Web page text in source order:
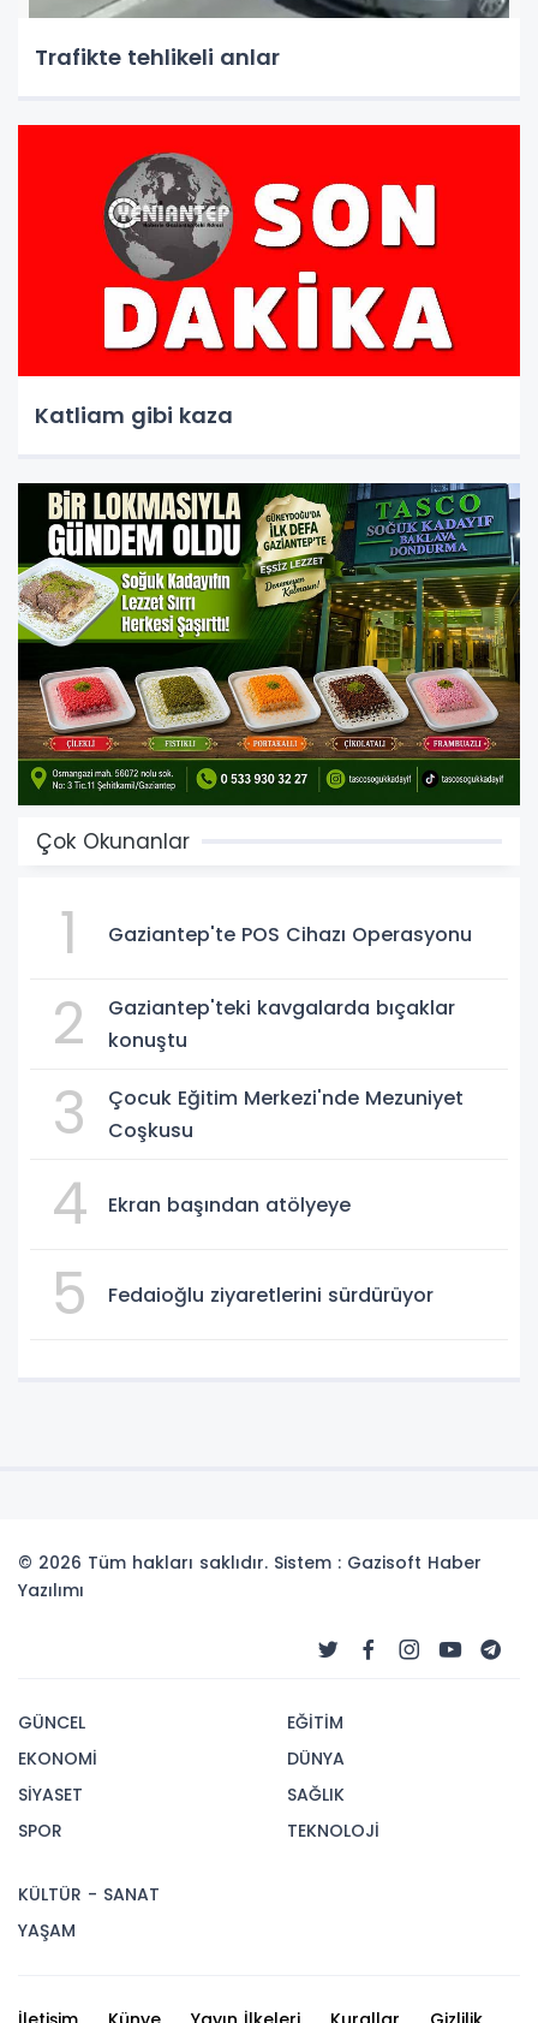
Trafikte tehlikeli anlar
Katliam gibi kaza
Çok Okunanlar
1 Gaziantep'te POS Cihazı Operasyonu
2
Gaziantep'teki kavgalarda bıçaklar
konuştu
3
Çocuk Eğitim Merkezi'nde Mezuniyet
Coşkusu
4 Ekran başından atölyeye
5 Fedaioğlu ziyaretlerini sürdürüyor
© 2026 Tüm hakları saklıdır. Sistem : Gazisoft Haber
Yazılımı
GÜNCEL
EKONOMİ
SİYASET
SPOR
EĞİTİM
DÜNYA
SAĞLIK
TEKNOLOJİ
KÜLTÜR - SANAT
YAŞAM